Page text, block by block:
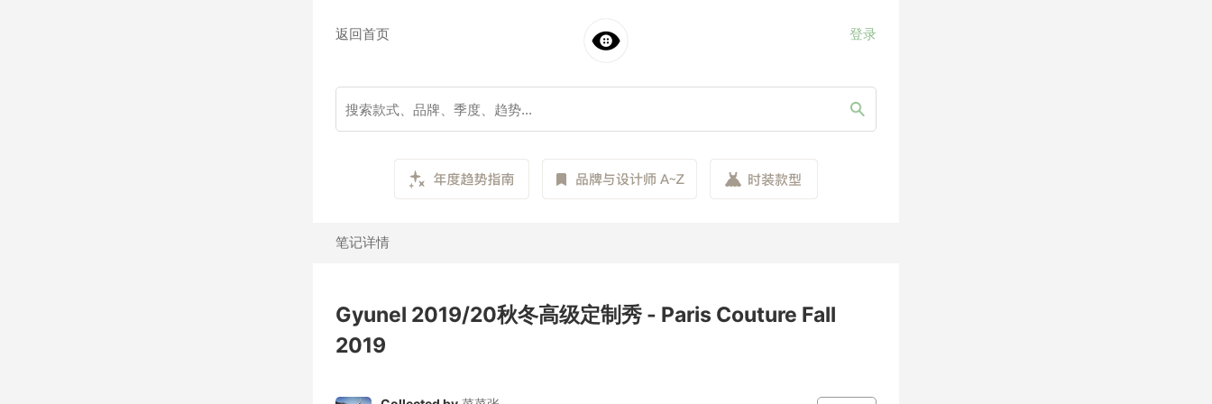
返回首页 登录
笔记详情
Gyunel 2019/20秋冬高级定制秀 - Paris Couture Fall
2019